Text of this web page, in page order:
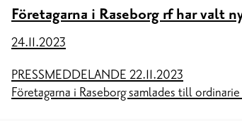
Företagarna i Raseborg rf har valt
24.11.2023
PRESSMEDDELANDE 22.11.2023
Företagarna i Raseborg samlades till